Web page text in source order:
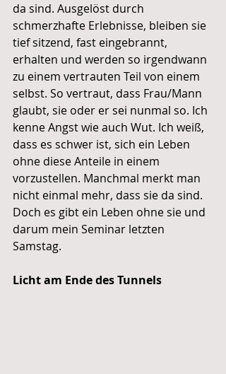
da sind. Ausgelöst durch
schmerzhafte Erlebnisse, bleiben sie
tief sitzend, fast eingebrannt,
erhalten und werden so irgendwann
zu einem vertrauten Teil von einem
selbst. So vertraut, dass Frau/Mann
glaubt, sie oder er sei nunmal so. Ich
kenne Angst wie auch Wut. Ich weiß,
dass es schwer ist, sich ein Leben
ohne diese Anteile in einem
vorzustellen. Manchmal merkt man
nicht einmal mehr, dass sie da sind.
Doch es gibt ein Leben ohne sie und
darum mein Seminar letzten
Samstag.
Licht am Ende des Tunnels